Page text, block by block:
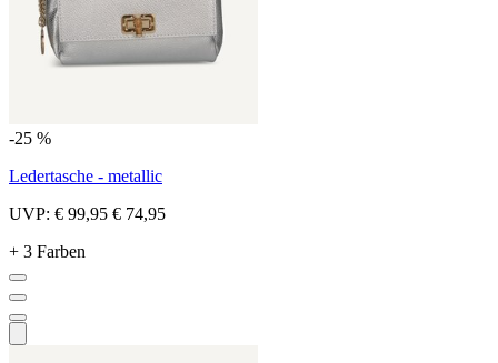
-25 %
Ledertasche - metallic
UVP: € 99,95 € 74,95
+ 3 Farben